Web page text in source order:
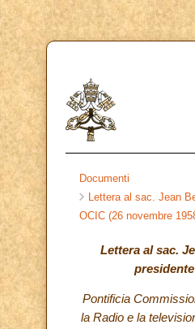
Documenti
Lettera al sac. Jean
OCIC (26 novembre
Lettera al sac.
Pontificia
la Radio e la